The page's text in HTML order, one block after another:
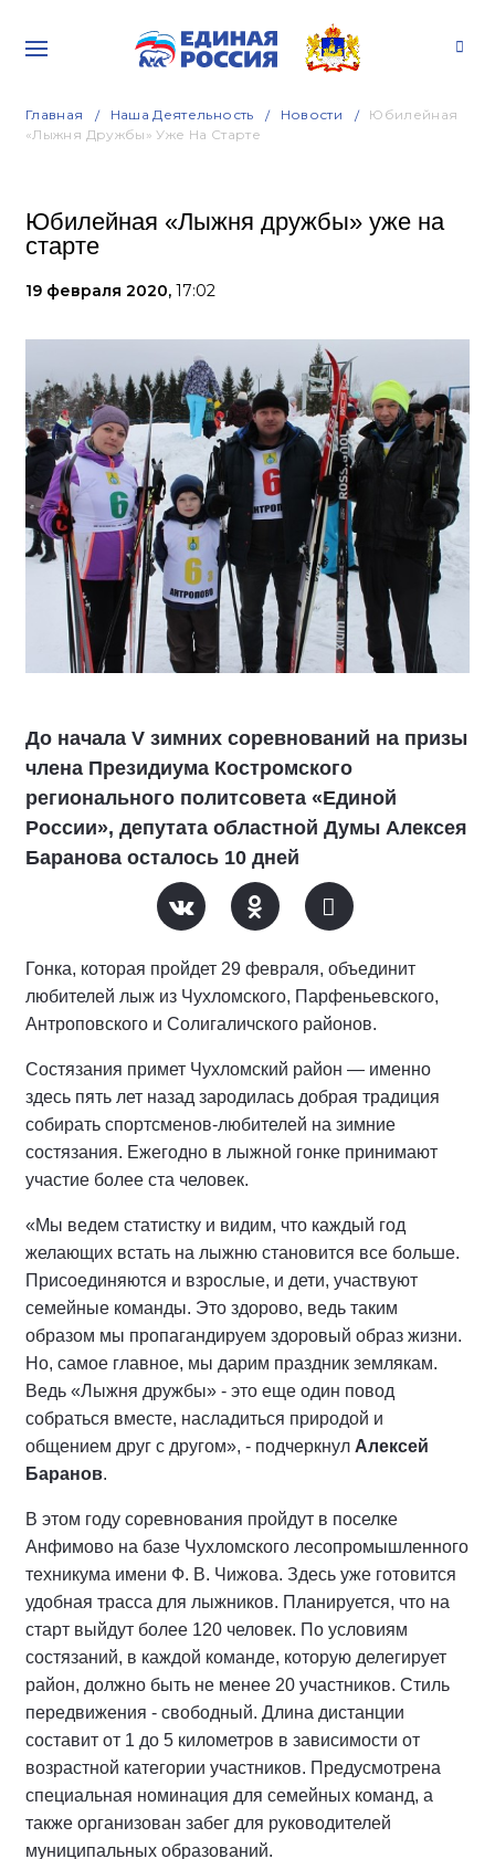
Главная Наша Деятельность Новости
Юбилейная
«Лыжня Дружбы» Уже На Старте
Юбилейная «Лыжня дружбы» уже на
старте
19 февраля 2020, 17:02
До начала V зимних соревнований на призы
члена Президиума Костромского
регионального политсовета «Единой
России», депутата областной Думы Алексея
Баранова осталось 10 дней
Гонка, которая пройдет 29 февраля, объединит
любителей лыж из Чухломского, Парфеньевского,
Антроповского и Солигаличского районов.
Состязания примет Чухломский район — именно
здесь пять лет назад зародилась добрая традиция
собирать спортсменов-любителей на зимние
состязания. Ежегодно в лыжной гонке принимают
участие более ста человек.
«Мы ведем статистку и видим, что каждый год
желающих встать на лыжню становится все больше.
Присоединяются и взрослые, и дети, участвуют
семейные команды. Это здорово, ведь таким
образом мы пропагандируем здоровый образ жизни.
Но, самое главное, мы дарим праздник землякам.
Ведь «Лыжня дружбы» - это еще один повод
собраться вместе, насладиться природой и
общением друг с другом», - подчеркнул Алексей
Баранов.
В этом году соревнования пройдут в поселке
Анфимово на базе Чухломского лесопромышленного
техникума имени Ф. В. Чижова. Здесь уже готовится
удобная трасса для лыжников. Планируется, что на
старт выйдут более 120 человек. По условиям
состязаний, в каждой команде, которую делегирует
район, должно быть не менее 20 участников. Стиль
передвижения - свободный. Длина дистанции
составит от 1 до 5 километров в зависимости от
возрастной категории участников. Предусмотрена
специальная номинация для семейных команд, а
также организован забег для руководителей
муниципальных образований.